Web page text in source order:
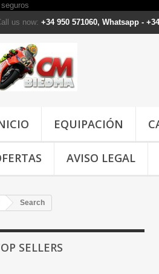
us now: +34 950 571060, Whatsapp -
EQUIPACIÓN
AVISO LEGAL
Search
SELLERS